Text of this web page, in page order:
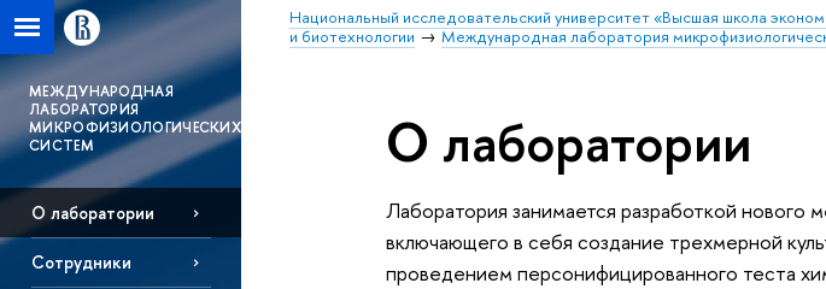
Национальный исследовательский университет «Высшая школа
и биотехнологии
Международная лаборатория
MЕЖДУНАРОДНАЯ
ЛАБОРАТОРИЯ
МИКРОФИЗИОЛОГИЧЕСКИХ
СИСТЕМ
О лаборатории
Сотрудники
О лаборатории
Лаборатория занимается разработкой нового
включающего в себя создание трехмерной
проведением персонифицированного теста